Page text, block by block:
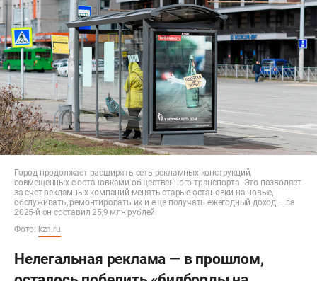
Город продолжает расширять сеть рекламных конструкций,
совмещенных с остановками общественного транспорта. Это позволяет
за счет рекламных компаний менять старые остановки на новые,
обслуживать, ремонтировать их и еще получать ежегодный доход — за
2025-й он составил 25,9 млн рублей
Фото: kzn.ru
Нелегальная реклама — в прошлом,